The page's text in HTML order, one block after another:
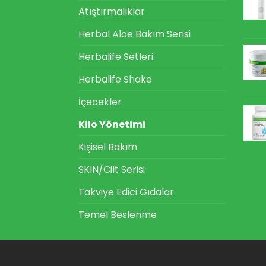
Atıştırmalıklar
Herbal Aloe Bakım Serisi
Herbalife Setleri
Herbalife Shake
İçecekler
Kilo Yönetimi
Kişisel Bakım
SKIN/Cilt Serisi
Takviye Edici Gıdalar
Temel Beslenme